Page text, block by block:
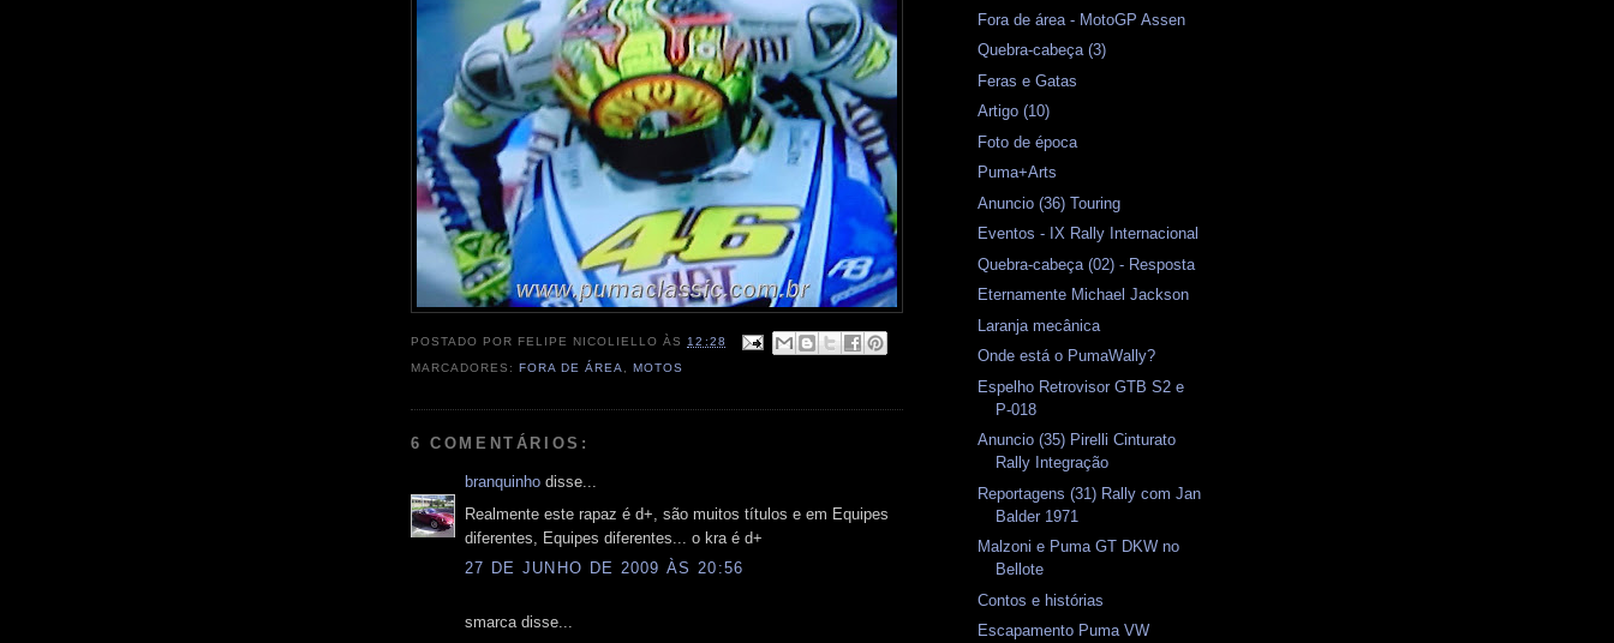
POSTADO POR FELIPE NICOLIELLO ÀS 12:28
MARCADORES:FORA DE ÁREA ,MOTOS
6 COMENTÁRIOS:
branquinho disse...
Realmente este rapaz é d+, são muitos títulos e em Equipes
diferentes, Equipes diferentes... o kra é d+
27 DE JUNHO DE 2009 ÀS 20:56
smarca disse...
Fora de área - MotoGP Assen
Quebra-cabeça (3)
Feras e Gatas
Artigo (10)
Foto de época
Puma+Arts
Anuncio (36) Touring
Eventos - IX Rally Internacional
Quebra-cabeça (02) - Resposta
Eternamente Michael Jackson
Laranja mecânica
Onde está o PumaWally?
Espelho Retrovisor GTB S2 e
P-018
Anuncio (35) Pirelli Cinturato
Rally Integração
Reportagens (31) Rally com Jan
Balder 1971
Malzoni e Puma GT DKW no
Bellote
Contos e histórias
Escapamento Puma VW